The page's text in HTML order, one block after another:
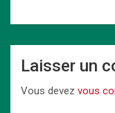
Laisser un
Vous devez vous